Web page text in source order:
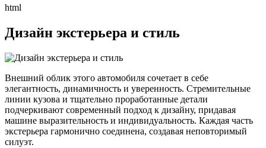
html
Дизайн экстерьера и стиль
Внешний облик этого автомобиля сочетает в себе
элегантность, динамичность и уверенность. Стремительные
линии кузова и тщательно проработанные детали
подчеркивают современный подход к дизайну, придавая
машине выразительность и индивидуальность. Каждая часть
экстерьера гармонично соединена, создавая неповторимый
силуэт.